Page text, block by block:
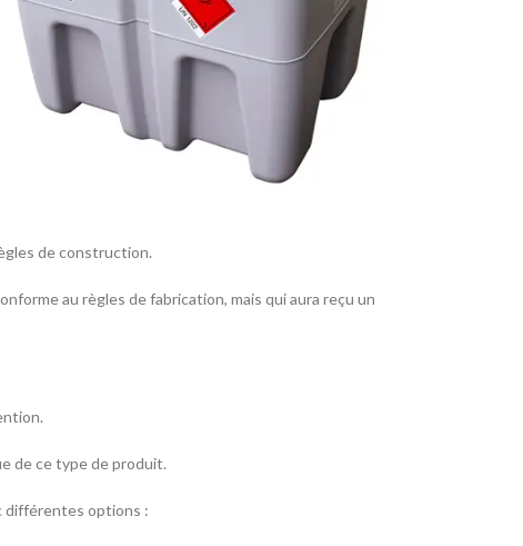
de construction.
au règles de fabrication, mais qui aura reçu un
de ce type de produit.
différentes options :